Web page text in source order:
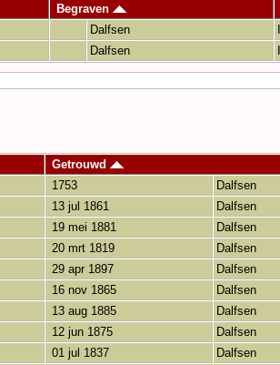
Begraven
Dalfsen
Dalfsen
Getrouwd
1753 Dalfsen
13 jul 1861 Dalfsen
19 mei 1881 Dalfsen
20 mrt 1819 Dalfsen
29 apr 1897 Dalfsen
16 nov 1865 Dalfsen
13 aug 1885 Dalfsen
12 jun 1875 Dalfsen
01 jul 1837 Dalfsen